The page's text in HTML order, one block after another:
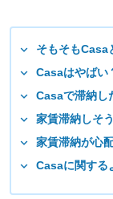
そもそもCasa
Casaはやばい
Casaで滞納し
家賃滞納しそ
家賃滞納が心
Casaに関する